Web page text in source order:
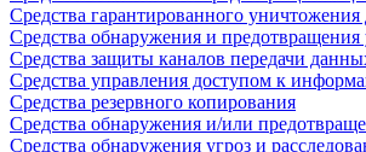
Средства гарантированного
Средства обнаружения и
Средства защиты каналов передачи
Средства управления доступом к
Средства резервного копирования
Средства обнаружения и/или
Средства обнаружения угроз и